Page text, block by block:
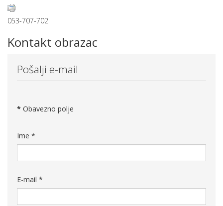
053-707-702
Kontakt obrazac
Pošalji e-mail
* Obavezno polje
Ime *
E-mail *